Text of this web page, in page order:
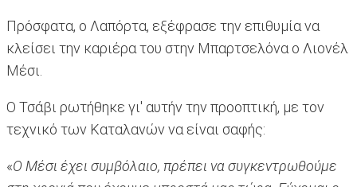
Πρόσφατα, ο Λαπόρτα, εξέφρασε την επιθυμία να
κλείσει την καριέρα του στην Μπαρτσελόνα ο Λιονέλ
Μέσι.
Ο Τσάβι ρωτήθηκε γι' αυτήν την προοπτική, με τον
τεχνικό των Καταλανών να είναι σαφής:
«Ο Μέσι έχει συμβόλαιο, πρέπει να συγκεντρωθούμε